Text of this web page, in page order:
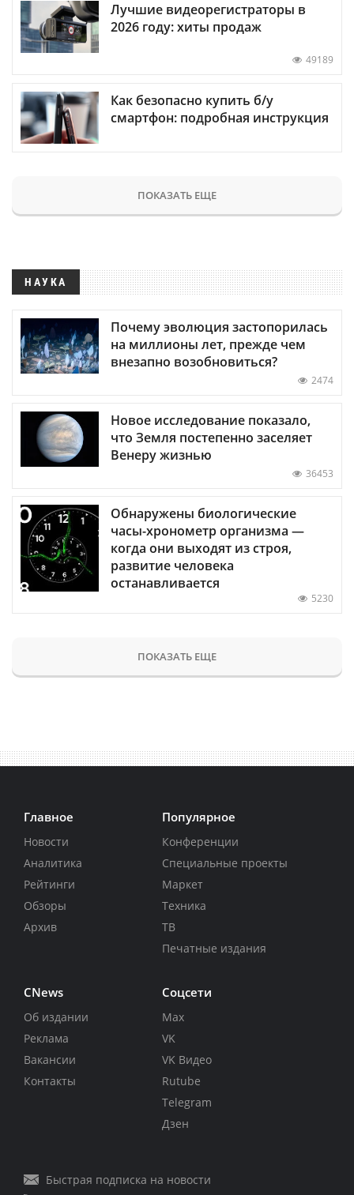
Лучшие видеорегистраторы в
2026 году: хиты продаж
49189
Как безопасно купить б/у
смартфон: подробная инструкция
ПОКАЗАТЬ ЕЩЕ
НАУКА
Почему эволюция застопорилась
на миллионы лет, прежде чем
внезапно возобновиться?
2474
Новое исследование показало,
что Земля постепенно заселяет
Венеру жизнью
36453
Обнаружены биологические
часы-хронометр организма —
когда они выходят из строя,
развитие человека
останавливается
5230
ПОКАЗАТЬ ЕЩЕ
Главное
Новости
Аналитика
Рейтинги
Обзоры
Архив
Популярное
Конференции
Специальные проекты
Маркет
Техника
ТВ
Печатные издания
CNews
Об издании
Реклама
Вакансии
Контакты
Соцсети
Max
VK
VK Видео
Rutube
Telegram
Дзен
Быстрая подписка на новости